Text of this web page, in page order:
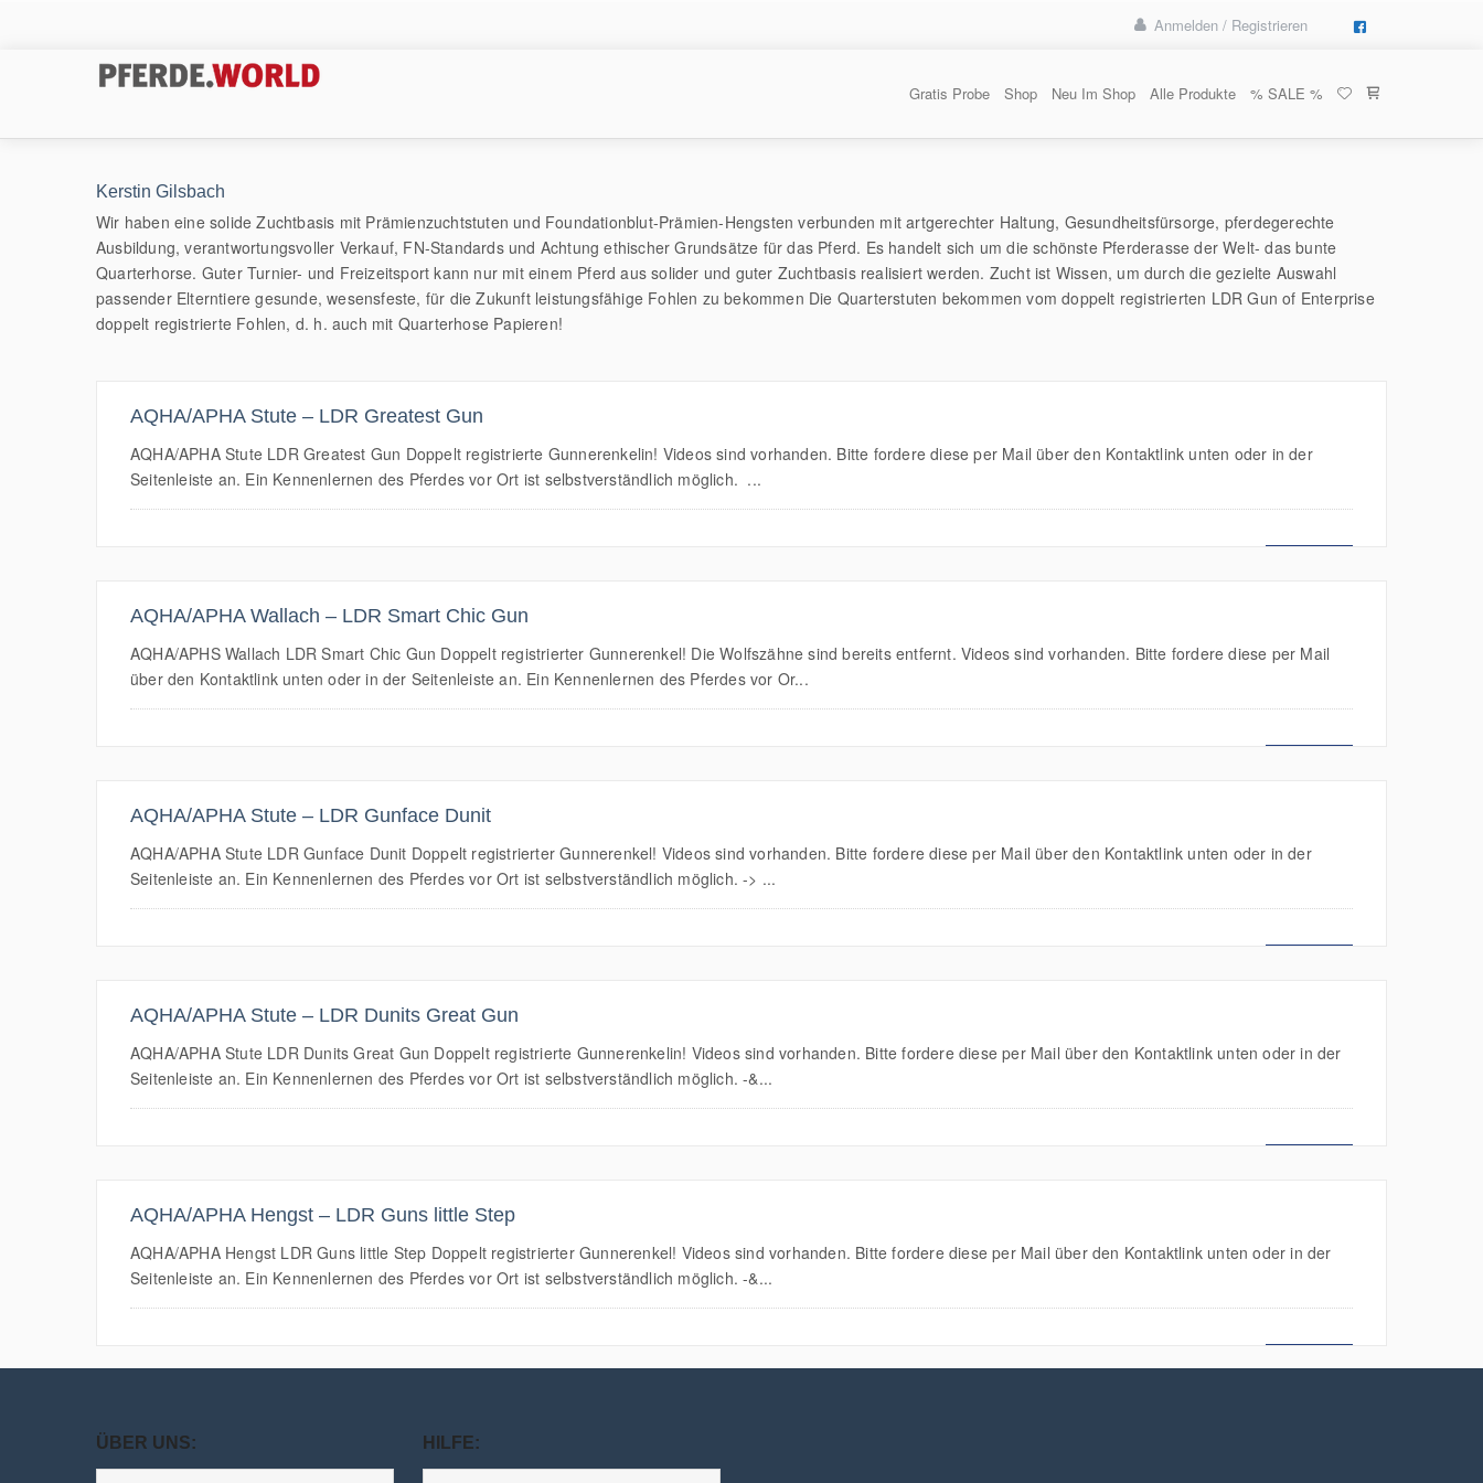
Anmelden / Registrieren
Gratis Probe Shop Neu Im Shop Alle Produkte % SALE %
Kerstin Gilsbach
Wir haben eine solide Zuchtbasis mit Prämienzuchtstuten und Foundationblut-Prämien-Hengsten verbunden mit artgerechter Haltung, Gesundheitsfürsorge, pferdegerechte
Ausbildung, verantwortungsvoller Verkauf, FN-Standards und Achtung ethischer Grundsätze für das Pferd. Es handelt sich um die schönste Pferderasse der Welt- das bunte
Quarterhorse. Guter Turnier- und Freizeitsport kann nur mit einem Pferd aus solider und guter Zuchtbasis realisiert werden. Zucht ist Wissen, um durch die gezielte Auswahl
passender Elterntiere gesunde, wesensfeste, für die Zukunft leistungsfähige Fohlen zu bekommen Die Quarterstuten bekommen vom doppelt registrierten LDR Gun of Enterprise
doppelt registrierte Fohlen, d. h. auch mit Quarterhose Papieren!
AQHA/APHA Stute – LDR Greatest Gun
AQHA/APHA Stute LDR Greatest Gun Doppelt registrierte Gunnerenkelin! Videos sind vorhanden. Bitte fordere diese per Mail über den Kontaktlink unten oder in der
Seitenleiste an. Ein Kennenlernen des Pferdes vor Ort ist selbstverständlich möglich. ...
AQHA/APHA Wallach – LDR Smart Chic Gun
AQHA/APHS Wallach LDR Smart Chic Gun Doppelt registrierter Gunnerenkel! Die Wolfszähne sind bereits entfernt. Videos sind vorhanden. Bitte fordere diese per Mail
über den Kontaktlink unten oder in der Seitenleiste an. Ein Kennenlernen des Pferdes vor Or...
AQHA/APHA Stute – LDR Gunface Dunit
AQHA/APHA Stute LDR Gunface Dunit Doppelt registrierter Gunnerenkel! Videos sind vorhanden. Bitte fordere diese per Mail über den Kontaktlink unten oder in der
Seitenleiste an. Ein Kennenlernen des Pferdes vor Ort ist selbstverständlich möglich. -> ...
AQHA/APHA Stute – LDR Dunits Great Gun
AQHA/APHA Stute LDR Dunits Great Gun Doppelt registrierte Gunnerenkelin! Videos sind vorhanden. Bitte fordere diese per Mail über den Kontaktlink unten oder in der
Seitenleiste an. Ein Kennenlernen des Pferdes vor Ort ist selbstverständlich möglich. -&...
AQHA/APHA Hengst – LDR Guns little Step
AQHA/APHA Hengst LDR Guns little Step Doppelt registrierter Gunnerenkel! Videos sind vorhanden. Bitte fordere diese per Mail über den Kontaktlink unten oder in der
Seitenleiste an. Ein Kennenlernen des Pferdes vor Ort ist selbstverständlich möglich. -&...
ÜBER UNS: HILFE: